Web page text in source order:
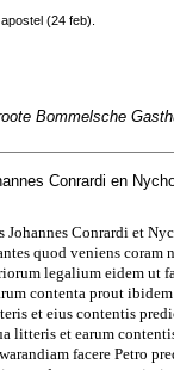
(24 feb).
Bommelsche
Conrardi en
Johannes Conrardi et
quod veniens
legalium eidem ut
contenta prout
et eius contentis
litteris et earum
facere Petro